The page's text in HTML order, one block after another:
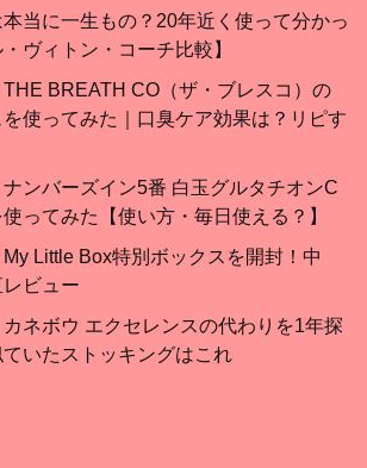
当に一生もの？20年近く使って分かっ
ヴィトン・コーチ比較】
THE BREATH CO（ザ・ブレスコ）の
使ってみた｜口臭ケア効果は？リピす
ナンバーズイン5番 白玉グルタチオンC
ってみた【使い方・毎日使える？】
My Little Box特別ボックスを開封！中
ビュー
カネボウ エクセレンスの代わりを1年探
いたストッキングはこれ